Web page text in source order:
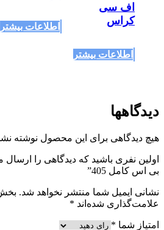
اف سی
کراس
اطلاعات بیشتر
اطلاعات بیشتر
دیدگاهها
هیچ دیدگاهی برای این محصول نوشته
اولین نفری باشید که دیدگاهی را ارسال
بی اس کامل 405”
نشانی ایمیل شما منتشر نخواهد شد.
علامت‌گذاری شده‌اند *
امتیاز شما *